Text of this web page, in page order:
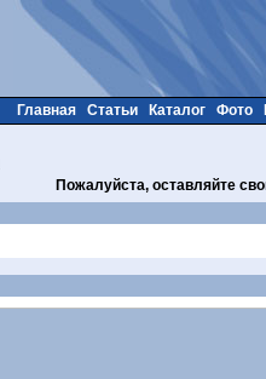
Главная Статьи Каталог Фото
Пожалуйста, оставляйте